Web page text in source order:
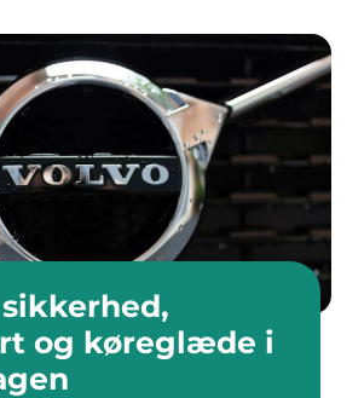
og køreglæde i